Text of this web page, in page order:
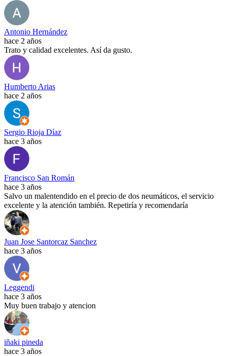
Antonio Hernández
hace 2 años
Trato y calidad excelentes. Así da gusto.
Humberto Arias
hace 2 años
Sergio Rioja Díaz
hace 3 años
Francisco San Román
hace 3 años
Salvo un malentendido en el precio de dos neumáticos, el servicio
excelente y la atención también. Repetiría y recomendaría
Juan Jose Santorcaz Sanchez
hace 3 años
Leggendi
hace 3 años
Muy buen trabajo y atencion
iñaki pineda
hace 3 años